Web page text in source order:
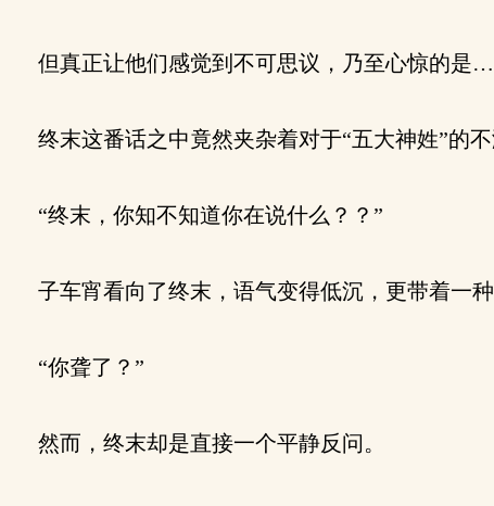
但真正让他们感觉到不可思议，乃至心惊的是
终末这番话之中竟然夹杂着对于“五大神姓”的不
“终末，你知不知道你在说什么？？”
子车宵看向了终末，语气变得低沉，更带着一种
“你聋了？”
然而，终末却是直接一个平静反问。